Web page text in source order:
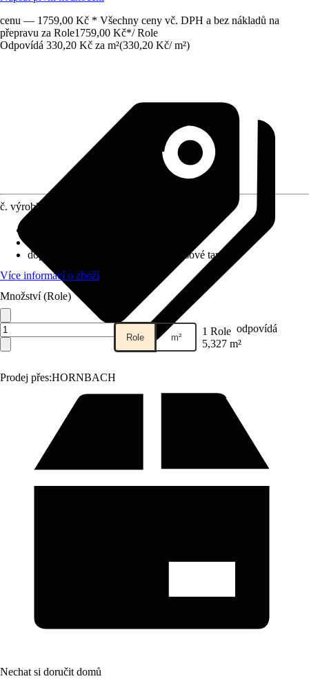
cenu — 1759,00 Kč * Všechny ceny vč. DPH a bez nákladů na
přepravu za Role1759,00 Kč*/ Role
Odpovídá 330,20 Kč za m²(330,20 Kč/ m²)
Prodej přes:HORNBACH
č. výrobku
doporučení k lepení
Lepidlo na vliesové tapety
Více informací o zboží
Množství (Role)
Role m² 1 Role odpovídá
5,327 m²
Nechat si doručit domů